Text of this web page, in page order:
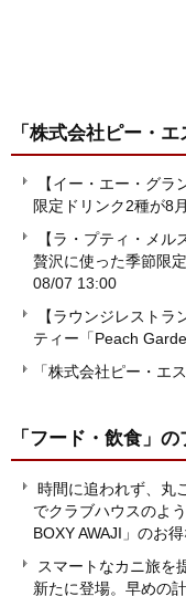
「株式会社ピー・エ
【イー・エー・グ
限定ドリンク2種が8
【ラ・プティ・メ
贅沢に使った季節限
08/07 13:00
【ラウンジレスト
ティー「Peach
「株式会社ピー・エ
「フード・飲食」 の
時間に追われず、丸
でクラブハウスのよ
BOXY AWAJI」のお
スマートなカニ旅を
新たに登場。早めの